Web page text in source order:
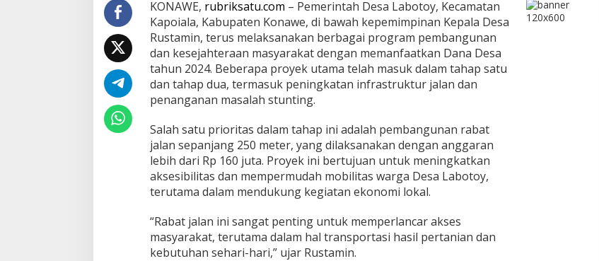
a
P
e
n
a
n
g
a
a
n
S
t
u
n
i
n
KONAWE, rubriksatu.com – Pemerintah Desa Labotoy, Kecamatan
Kapoiala, Kabupaten Konawe, di bawah kepemimpinan Kepala Desa
Rustamin, terus melaksanakan berbagai program pembangunan
dan kesejahteraan masyarakat dengan memanfaatkan Dana Desa
tahun 2024. Beberapa proyek utama telah masuk dalam tahap satu
dan tahap dua, termasuk peningkatan infrastruktur jalan dan
penanganan masalah stunting.
Salah satu prioritas dalam tahap ini adalah pembangunan rabat
jalan sepanjang 250 meter, yang dilaksanakan dengan anggaran
lebih dari Rp 160 juta. Proyek ini bertujuan untuk meningkatkan
aksesibilitas dan mempermudah mobilitas warga Desa Labotoy,
terutama dalam mendukung kegiatan ekonomi lokal.
“Rabat jalan ini sangat penting untuk memperlancar akses
masyarakat, terutama dalam hal transportasi hasil pertanian dan
kebutuhan sehari-hari,” ujar Rustamin.